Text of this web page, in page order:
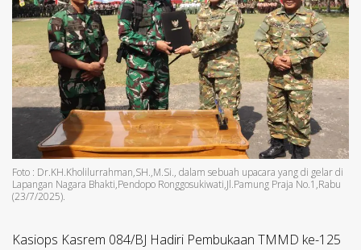
Foto : Dr.KH.Kholilurrahman,SH.,M.Si., dalam sebuah upacara yang di gelar di
Lapangan Nagara Bhakti,Pendopo Ronggosukiwati,Jl.Pamung Praja No.1,Rabu
(23/7/2025).
Kasiops Kasrem 084/BJ Hadiri Pembukaan TMMD ke-125